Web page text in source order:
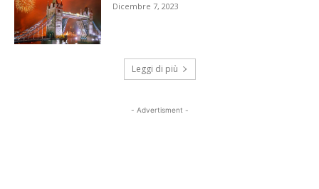
Dicembre 7, 2023
Leggi di più
- Advertisment -